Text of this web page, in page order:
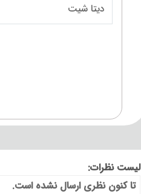
دیتا شیت
لیست نظرات:
تا کنون نظری ارسال نشده است.